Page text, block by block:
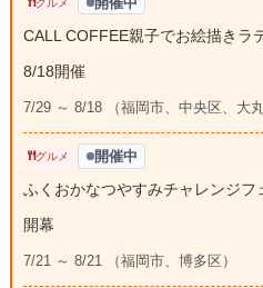
CALL COFFEE親子でお絵描きラ
8/18開催
7/29 ～ 8/18 （福岡市、中央区、大丸
グルメ 開催中
ふくおかなつやすみチャレンジ
開幕
7/21 ～ 8/21 （福岡市、博多区）